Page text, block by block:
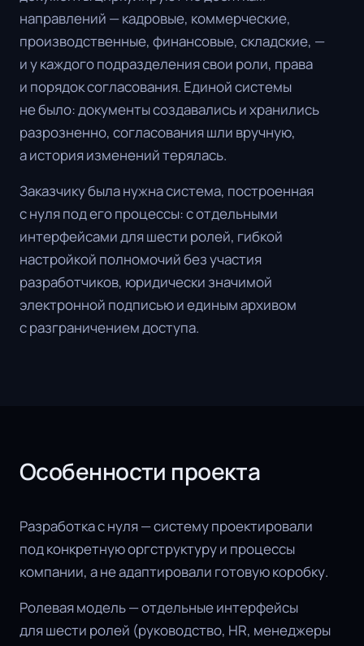
направлений — кадровые, коммерческие,
производственные, финансовые, складские, —
и у каждого подразделения свои роли, права
и порядок согласования. Единой системы
не было: документы создавались и хранились
разрозненно, согласования шли вручную,
а история изменений терялась.
Заказчику была нужна система, построенная
с нуля под его процессы: с отдельными
интерфейсами для шести ролей, гибкой
настройкой полномочий без участия
разработчиков, юридически значимой
электронной подписью и единым архивом
с разграничением доступа.
Особенности проекта
Разработка с нуля — систему проектировали
под конкретную оргструктуру и процессы
компании, а не адаптировали готовую коробку.
Ролевая модель — отдельные интерфейсы
для шести ролей (руководство, HR, менеджеры